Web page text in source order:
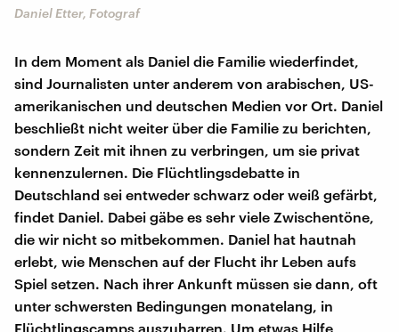
Daniel Etter, Fotograf
In dem Moment als Daniel die Familie wiederfindet,
sind Journalisten unter anderem von arabischen, US-
amerikanischen und deutschen Medien vor Ort. Daniel
beschließt nicht weiter über die Familie zu berichten,
sondern Zeit mit ihnen zu verbringen, um sie privat
kennenzulernen. Die Flüchtlingsdebatte in
Deutschland sei entweder schwarz oder weiß gefärbt,
findet Daniel. Dabei gäbe es sehr viele Zwischentöne,
die wir nicht so mitbekommen. Daniel hat hautnah
erlebt, wie Menschen auf der Flucht ihr Leben aufs
Spiel setzen. Nach ihrer Ankunft müssen sie dann, oft
unter schwersten Bedingungen monatelang, in
Flüchtlingscamps auszuharren. Um etwas Hilfe